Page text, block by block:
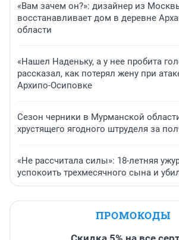
«Вам зачем он?»: дизайнер из
восстанавливает дом в деревне
области
«Нашел Наденьку, а у нее пробита
рассказал, как потерял жену при
Архипо-Осиповке
Сезон черники в Мурманской
хрустящего ягодного штруделя за
«Не рассчитала силы»: 18-летняя
успокоить трехмесячного сына и
ПРОМОКОДЫ